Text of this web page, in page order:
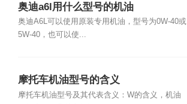
奥迪a6l用什么型号的机油
奥迪A6L可以使用原装专用机油，型号为0W-40或
5W-40，也可以使...
摩托车机油型号的含义
摩托车机油型号及其代表含义：W的含义，机油